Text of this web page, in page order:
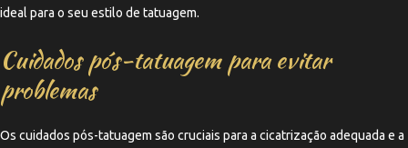
ideal para o seu estilo de tatuagem.
Cuidados pós-tatuagem para evitar
problemas
Os cuidados pós-tatuagem são cruciais para a cicatrização adequada e a